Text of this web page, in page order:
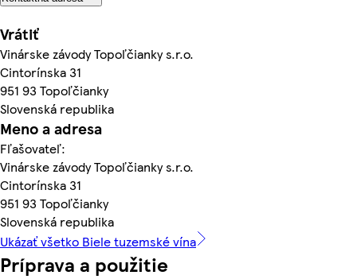
Vrátiť
Vinárske závody Topoľčianky s.r.o.
Cintorínska 31
951 93 Topoľčianky
Slovenská republika
Meno a adresa
Fľašovateľ:
Vinárske závody Topoľčianky s.r.o.
Cintorínska 31
951 93 Topoľčianky
Slovenská republika
Ukázať všetko Biele tuzemské vína
Príprava a použitie